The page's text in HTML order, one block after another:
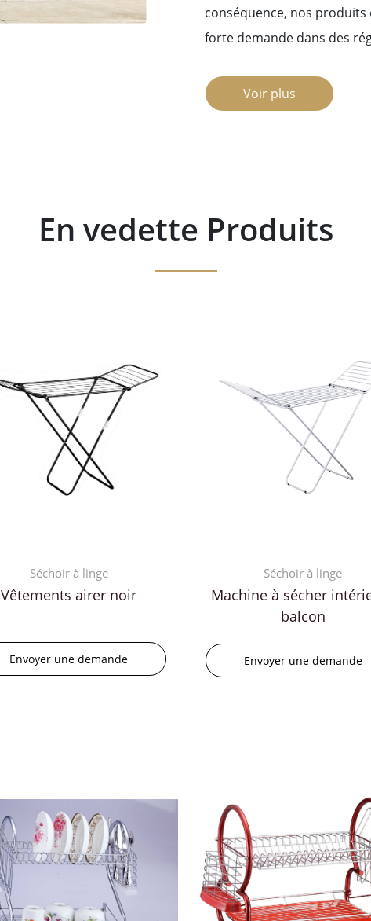
conséquence, nos
forte demande dans des
Voir plus
En vedette Produits
Séchoir à linge
Vêtements airer noir
Envoyer une demande
Séchoir à linge
Machine à sécher
balcon
Envoyer une demande